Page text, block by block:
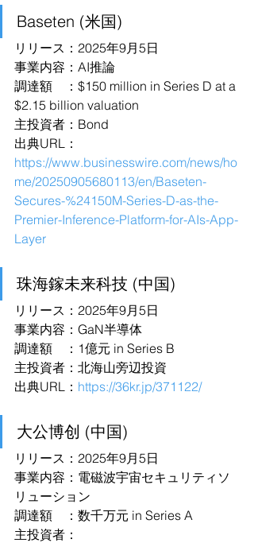
Baseten (米国)
リリース：2025年9月5日
事業内容：AI推論
調達額　：$150 million in Series D at a
$2.15 billion valuation
主投資者：Bond
出典URL：
https://www.businesswire.com/news/ho
me/20250905680113/en/Baseten-
Secures-%24150M-Series-D-as-the-
Premier-Inference-Platform-for-AIs-App-
Layer
珠海鎵未来科技 (中国)
リリース：2025年9月5日
事業内容：GaN半導体
調達額　：1億元 in Series B
主投資者：北海山旁辺投資
出典URL： https://36kr.jp/371122/
大公博创 (中国)
リリース：2025年9月5日
事業内容：電磁波宇宙セキュリティソ
リューション
調達額　：数千万元 in Series A
主投資者：